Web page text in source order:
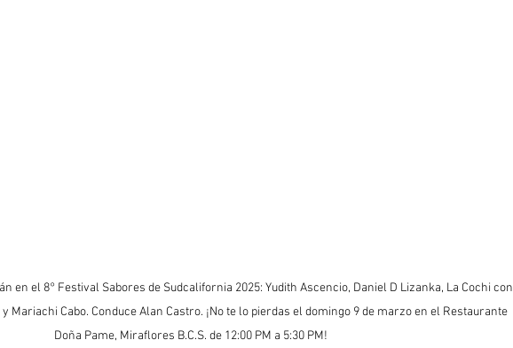
en el 8° Festival Sabores de Sudcalifornia 2025: Yudith Ascencio, Daniel D Lizanka, La Cochi con
Mariachi Cabo. Conduce Alan Castro. ¡No te lo pierdas el domingo 9 de marzo en el Restaurante
Doña Pame, Miraflores B.C.S. de 12:00 PM a 5:30 PM!